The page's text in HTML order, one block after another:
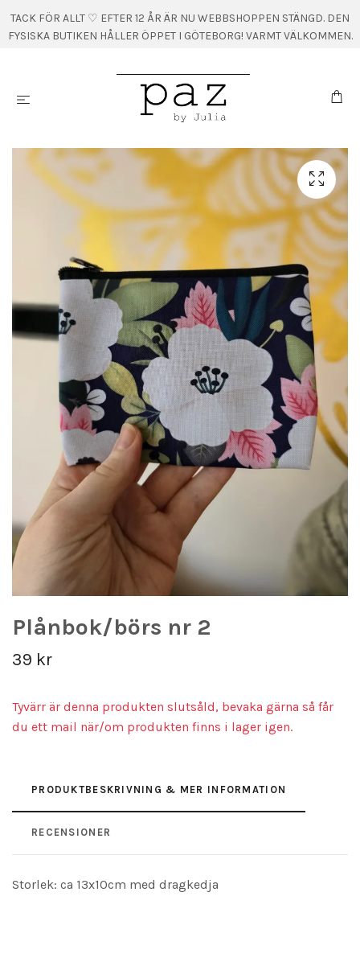
TACK FÖR ALLT ♡ EFTER 12 ÅR ÄR NU WEBBSHOPPEN STÄNGD. DEN
FYSISKA BUTIKEN HÅLLER ÖPPET I GÖTEBORG! VARMT VÄLKOMMEN.
Plånbok/börs nr 2
39 kr
Tyvärr är denna produkten slutsåld, bevaka gärna så får
du ett mail när/om produkten finns i lager igen.
PRODUKTBESKRIVNING & MER INFORMATION
RECENSIONER
Storlek: ca 13x10cm med dragkedja